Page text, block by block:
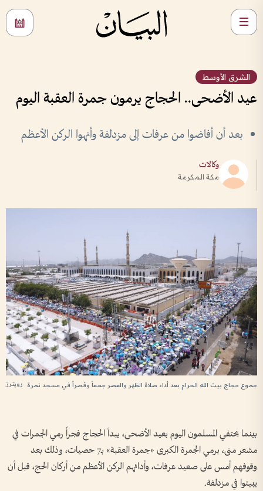
الشرق الأوسط
عيد الأضحى.. الحجاج يرمون جمرة العقبة اليوم
بعد أن أفاضوا من عرفات إلى مزدلفة وأنهوا الركن الأعظم
وكالات
مكة المكرمة
رويترز جموع حجاج بيت الله الحرام بعد أداء صلاة الظهر والعصر جمعاً وقصراً في مسجد نمرة
بينما يحتفي المسلمون اليوم بعيد الأضحى، يبدأ الحجاج فجراً رمي الجمرات في
مشعر منى، برمي الجمرة الكبرى «جمرة العقبة» بـ7 حصيات، وذلك بعد
وقوفهم أمس على صعيد عرفات، وأدائهم الركن الأعظم من أركان الحج، قبل أن
يبيتوا في مزدلفة.